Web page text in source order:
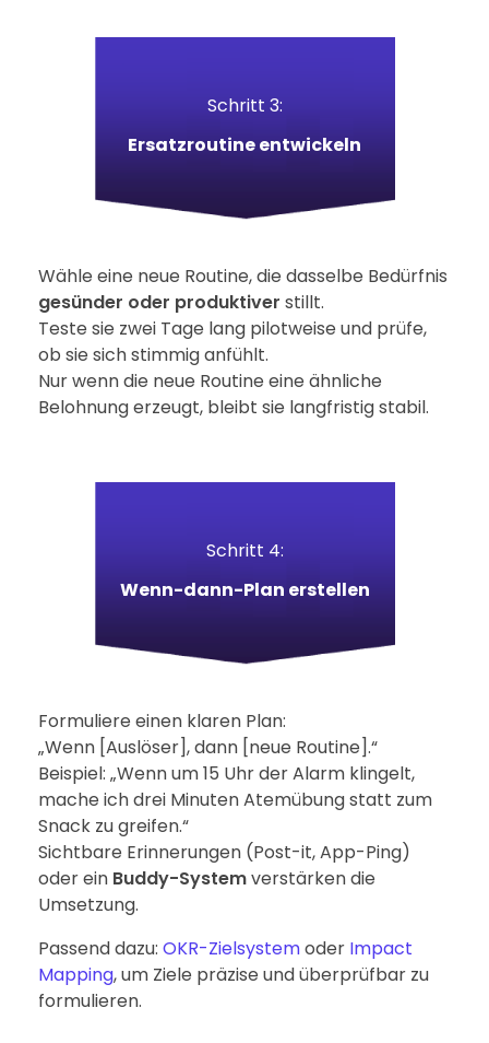
Schritt 3:
Ersatzroutine entwickeln
Wähle eine neue Routine, die dasselbe Bedürfnis
gesünder oder produktiver stillt.
Teste sie zwei Tage lang pilotweise und prüfe,
ob sie sich stimmig anfühlt.
Nur wenn die neue Routine eine ähnliche
Belohnung erzeugt, bleibt sie langfristig stabil.
Schritt 4:
Wenn-dann-Plan erstellen
Formuliere einen klaren Plan:
„Wenn [Auslöser], dann [neue Routine].“
Beispiel: „Wenn um 15 Uhr der Alarm klingelt,
mache ich drei Minuten Atemübung statt zum
Snack zu greifen.“
Sichtbare Erinnerungen (Post-it, App-Ping)
oder ein Buddy-Systemverstärken die
Umsetzung.
Passend dazu: OKR-Zielsystemoder Impact
Mapping, um Ziele präzise und überprüfbar zu
formulieren.